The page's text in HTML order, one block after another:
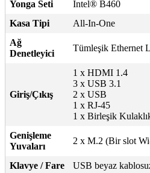
Yonga Seti
Intel® B460
Kasa Tipi
All-In-One
Ağ
Denetleyici
Tümleşik Ethernet
Giriş/Çıkış
1 x HDMI 1.4
3 x USB 3.1
2 x USB
1 x RJ-45
1 x Birleşik
Genişleme
Yuvaları
2 x M.2 (Bir slot
Klavye / Fare
USB beyaz